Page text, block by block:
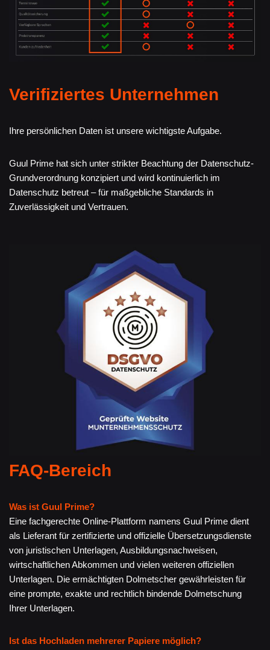
Verifiziertes Unternehmen
Ihre persönlichen Daten ist unsere wichtigste Aufgabe.
Guul Prime hat sich unter strikter Beachtung der Datenschutz-
Grundverordnung konzipiert und wird kontinuierlich im
Datenschutz betreut – für maßgebliche Standards in
Zuverlässigkeit und Vertrauen.
FAQ-Bereich
Was ist Guul Prime?
Eine fachgerechte Online-Plattform namens Guul Prime dient
als Lieferant für zertifizierte und offizielle Übersetzungsdienste
von juristischen Unterlagen, Ausbildungsnachweisen,
wirtschaftlichen Abkommen und vielen weiteren offiziellen
Unterlagen. Die ermächtigten Dolmetscher gewährleisten für
eine prompte, exakte und rechtlich bindende Dolmetschung
Ihrer Unterlagen.
Ist das Hochladen mehrerer Papiere möglich?